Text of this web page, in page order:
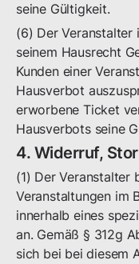
seine Gültigkeit.
(6) Der
seinem Hausrecht
Kunden einer
Hausverbot
erworbene Ticket
Hausverbots seine
4. Widerruf,
(1) Der Veranstalter
Veranstaltungen im
innerhalb eines
an. Gemäß § 312g
sich bei bei diesem